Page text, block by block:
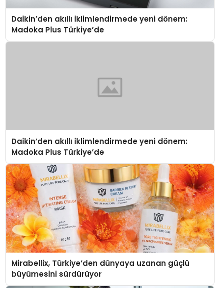
Daikin’den akıllı iklimlendirmede yeni dönem:
Madoka Plus Türkiye’de
Daikin’den akıllı iklimlendirmede yeni dönem:
Madoka Plus Türkiye’de
Mirabellix, Türkiye’den dünyaya uzanan güçlü
büyümesini sürdürüyor